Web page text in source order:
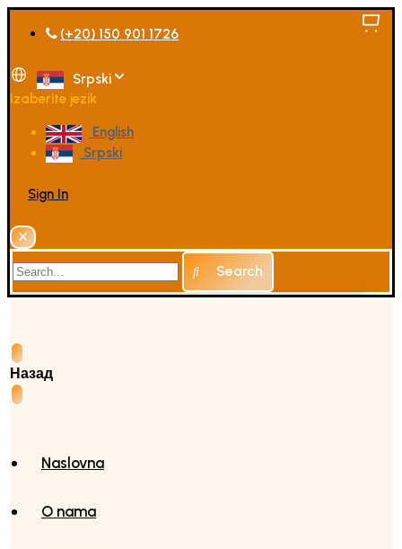
(+20) 150 901 1726
Srpski
Izaberite jezik
English
Srpski
Sign In
✕
Search
Назад
Naslovna
O nama